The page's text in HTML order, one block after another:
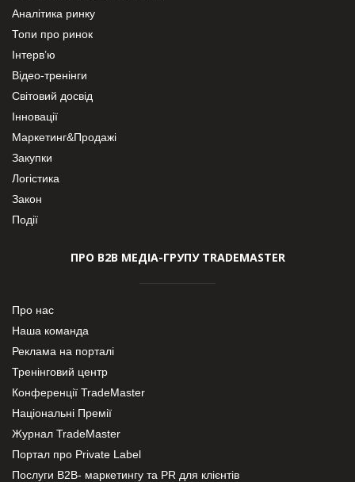
Аналітика ринку
Топи про ринок
Інтерв’ю
Відео-тренінги
Світовий досвід
Інновації
Маркетинг&Продажі
Закупки
Логістика
Закон
Події
ПРО В2В МЕДІА-ГРУПУ TRADEMASTER
Про нас
Наша команда
Реклама на порталі
Тренінговий центр
Конференції TradeMaster
Національні Премії
Журнал TradeMaster
Портал про Private Label
Послуги В2В- маркетингу та PR для клієнтів